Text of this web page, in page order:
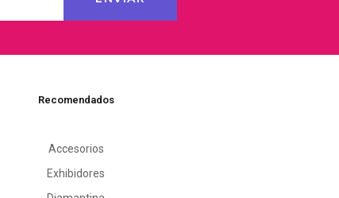
Recomendados
Accesorios
Exhibidores